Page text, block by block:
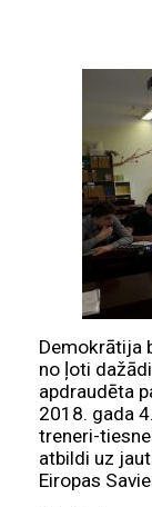
Demokrātija
no ļoti
apdraudēta
2018. gada
treneri-
atbildi uz
Eiropas